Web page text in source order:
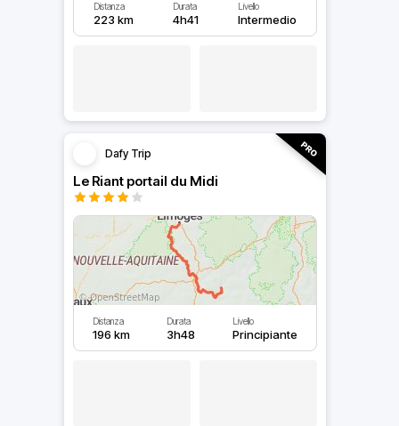
Distanza
223 km
Durata
4h41
Livello
Intermedio
Dafy Trip
Le Riant portail du Midi
Distanza
196 km
Durata
3h48
Livello
Principiante